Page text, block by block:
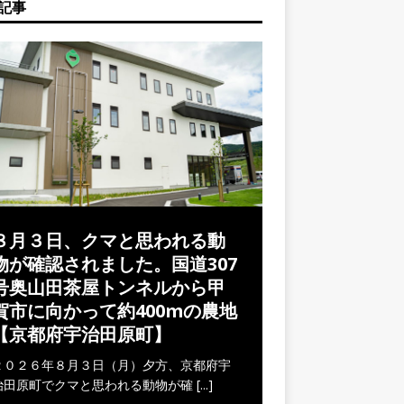
事
月３日、クマと思われる動
が確認されました。国道307
奥山田茶屋トンネルから甲
市に向かって約400mの農地
京都府宇治田原町】
０２６年８月３日（月）夕方、京都府宇
田原町でクマと思われる動物が確 [...]